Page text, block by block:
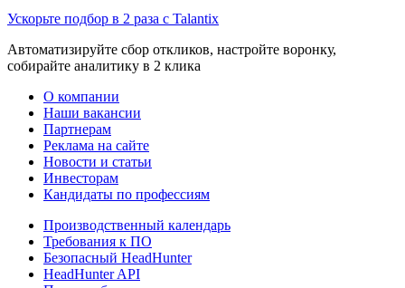
Ускорьте подбор в 2 раза с Talantix
Автоматизируйте сбор откликов, настройте воронку,
собирайте аналитику в 2 клика
О компании
Наши вакансии
Партнерам
Реклама на сайте
Новости и статьи
Инвесторам
Кандидаты по профессиям
Производственный календарь
Требования к ПО
Безопасный HeadHunter
HeadHunter API